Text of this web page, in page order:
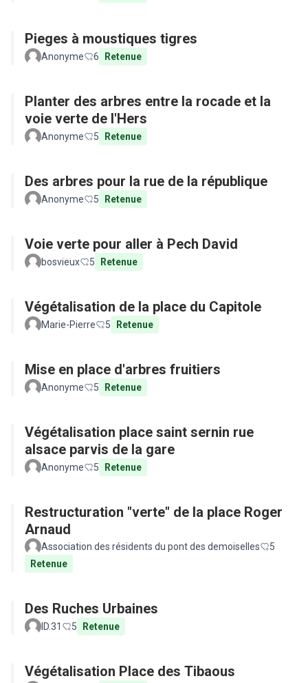
Pieges à moustiques tigres
Anonyme 6 Retenue
Planter des arbres entre la rocade et la
voie verte de l'Hers
Anonyme 5 Retenue
Des arbres pour la rue de la république
Anonyme 5 Retenue
Voie verte pour aller à Pech David
bosvieux 5 Retenue
Végétalisation de la place du Capitole
Marie-Pierre 5 Retenue
Mise en place d'arbres fruitiers
Anonyme 5 Retenue
Végétalisation place saint sernin rue
alsace parvis de la gare
Anonyme 5 Retenue
Restructuration "verte" de la place Roger
Arnaud
Association des résidents du pont des demoiselles
5
Retenue
Des Ruches Urbaines
ID.31 5 Retenue
Végétalisation Place des Tibaous